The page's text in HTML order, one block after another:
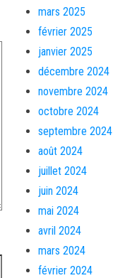
mars 2025
février 2025
janvier 2025
décembre 2024
novembre 2024
octobre 2024
septembre 2024
août 2024
juillet 2024
juin 2024
mai 2024
avril 2024
mars 2024
février 2024